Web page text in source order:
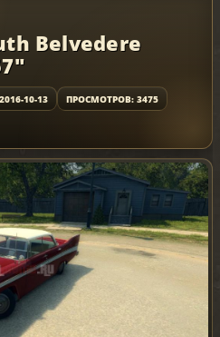
Belvedere
2016-10-13
ПРОСМОТРОВ: 3475